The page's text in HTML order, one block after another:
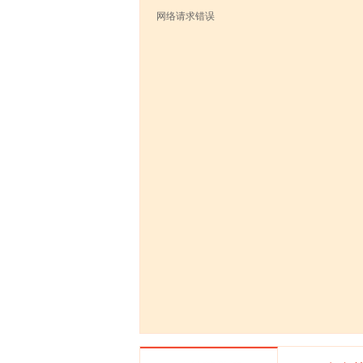
网络请求错误